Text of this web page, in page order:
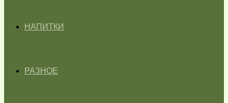
НАПИТКИ
РАЗНОЕ